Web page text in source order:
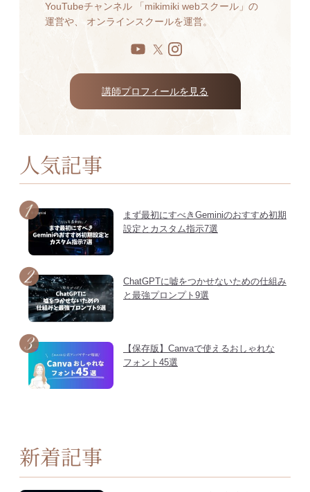
YouTubeチャンネル 「mikimiki webスクール」の
運営や、 オンラインスクールを運営。
講師プロフィールを見る
人気記事
まず最初にすべきGeminiのおすすめ初期
設定とカスタム指示7選
ChatGPTに嘘をつかせないための仕組み
と最強プロンプト9選
【保存版】Canvaで使えるおしゃれな
フォント45選
新着記事